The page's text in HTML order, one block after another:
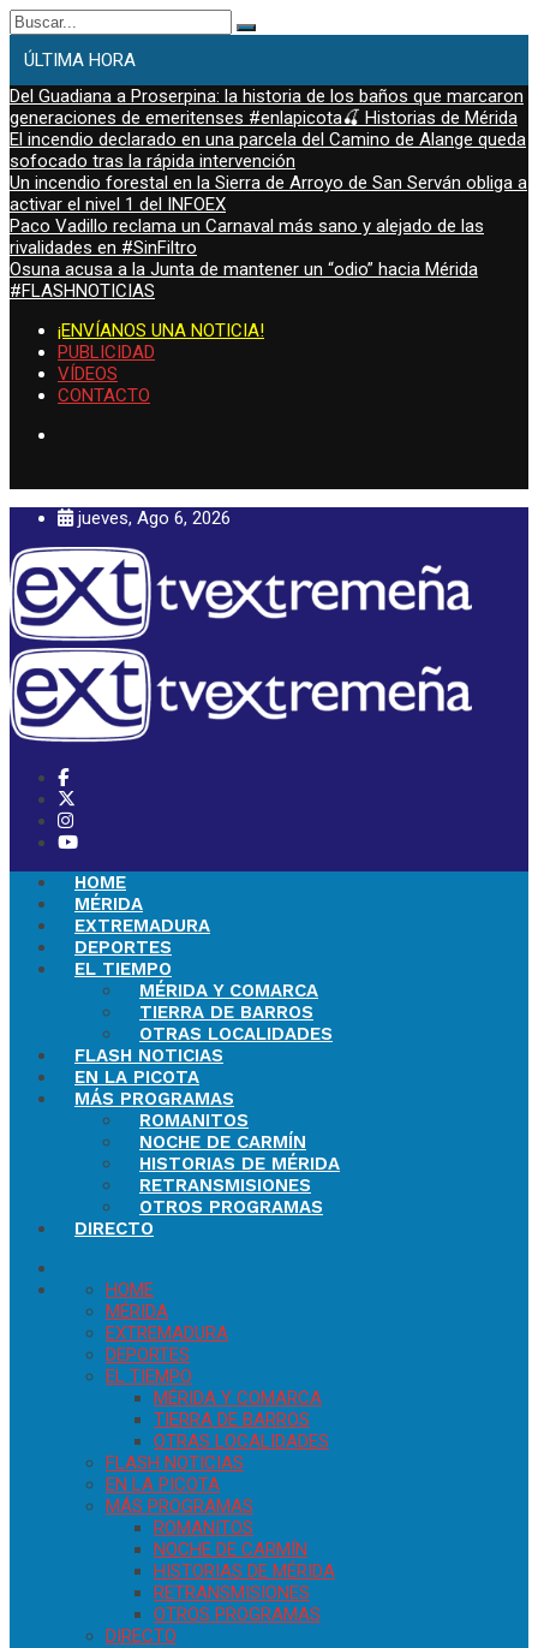
Buscar:
ÚLTIMA HORA
Del Guadiana a Proserpina: la historia de los baños que marcaron
generaciones de emeritenses #enlapicota🍒 Historias de Mérida
El incendio declarado en una parcela del Camino de Alange queda
sofocado tras la rápida intervención
Un incendio forestal en la Sierra de Arroyo de San Serván obliga a
activar el nivel 1 del INFOEX
Paco Vadillo reclama un Carnaval más sano y alejado de las
rivalidades en #SinFiltro
Osuna acusa a la Junta de mantener un “odio” hacia Mérida
#FLASHNOTICIAS
¡ENVÍANOS UNA NOTICIA!
PUBLICIDAD
VÍDEOS
CONTACTO
jueves, Ago 6, 2026
HOME
MÉRIDA
EXTREMADURA
DEPORTES
EL TIEMPO
MÉRIDA Y COMARCA
TIERRA DE BARROS
OTRAS LOCALIDADES
FLASH NOTICIAS
EN LA PICOTA
MÁS PROGRAMAS
ROMANITOS
NOCHE DE CARMÍN
HISTORIAS DE MÉRIDA
RETRANSMISIONES
OTROS PROGRAMAS
DIRECTO
HOME
MÉRIDA
EXTREMADURA
DEPORTES
EL TIEMPO
MÉRIDA Y COMARCA
TIERRA DE BARROS
OTRAS LOCALIDADES
FLASH NOTICIAS
EN LA PICOTA
MÁS PROGRAMAS
ROMANITOS
NOCHE DE CARMÍN
HISTORIAS DE MÉRIDA
RETRANSMISIONES
OTROS PROGRAMAS
DIRECTO